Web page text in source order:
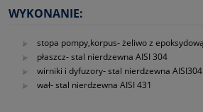
WYKONANIE:
stopa pompy,korpus‑ żeliwo z
płaszcz‑ stal nierdzewna AISI 304
wirniki i dyfuzory‑ stal nierdzewna AISI304
wał‑ stal nierdzewna AISI 431